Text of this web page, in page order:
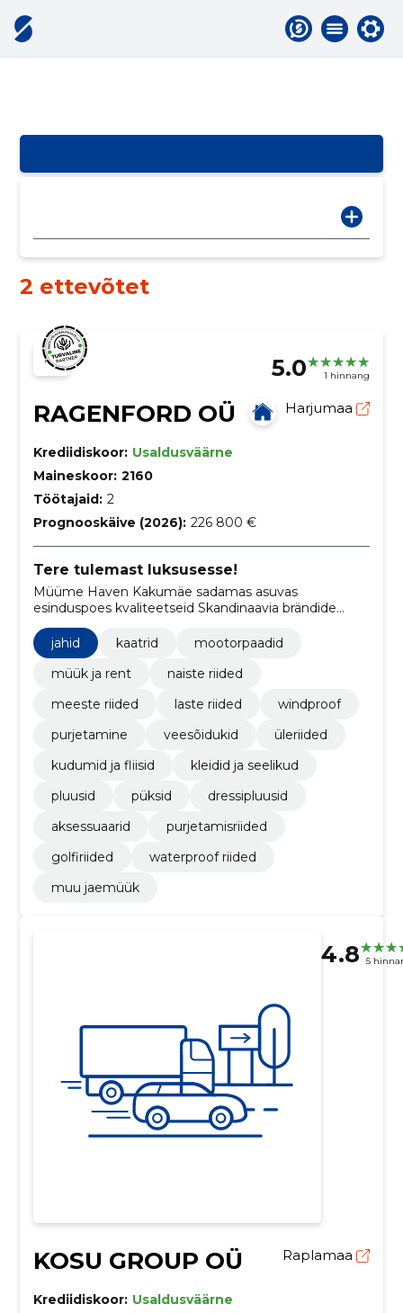
2 ettevõtet
5.0 1 hinnang
RAGENFORD OÜ Harjumaa
Krediidiskoor: Usaldusväärne
Maineskoor: 2160
Töötajaid: 2
Prognooskäive (2026): 226 800 €
Tere tulemast luksusesse!
Müüme Haven Kakumäe sadamas asuvas
esinduspoes kvaliteetseid Skandinaavia brändide
riideid. Riided on lisaks mugavusele ka
loodussõbralikud, sest on tehtud jätkusuutlikest
materjalidest.
jahid kaatrid
mootorpaadid
müük ja rent
naiste riided
meeste riided
laste riided
windproof
purjetamine
veesõidukid
üleriided
kudumid ja fliisid
kleidid ja seelikud
pluusid
püksid
dressipluusid
aksessuaarid
purjetamisriided
golfiriided
waterproof riided
muu jaemüük
4.8 5
KOSU GROUP OÜ Raplamaa
Krediidiskoor: Usaldusväärne